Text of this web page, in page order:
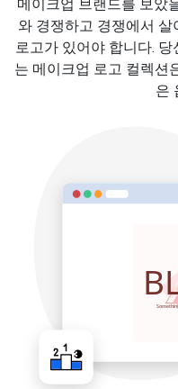
메이크업 브랜드를 보았
와 경쟁하고 경쟁에서
로고가 있어야 합니다.
는 메이크업 로고 컬렉션
은